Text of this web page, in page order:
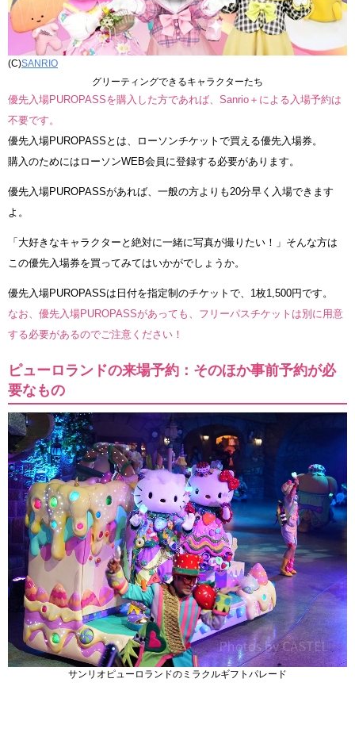
(C)SANRIO
グリーティングできるキャラクターたち
優先入場PUROPASSを購入した方であれば、Sanrio＋による入場予約は
不要です。
優先入場PUROPASSとは、ローソンチケットで買える優先入場券。
購入のためにはローソンWEB会員に登録する必要があります。
優先入場PUROPASSがあれば、一般の方よりも20分早く入場できます
よ。
「大好きなキャラクターと絶対に一緒に写真が撮りたい！」そんな方は
この優先入場券を買ってみてはいかがでしょうか。
優先入場PUROPASSは日付を指定制のチケットで、1枚1,500円です。
なお、優先入場PUROPASSがあっても、フリーパスチケットは別に用意
する必要があるのでご注意ください！
ピューロランドの来場予約：そのほか事前予約が必
要なもの
サンリオピューロランドのミラクルギフトパレード